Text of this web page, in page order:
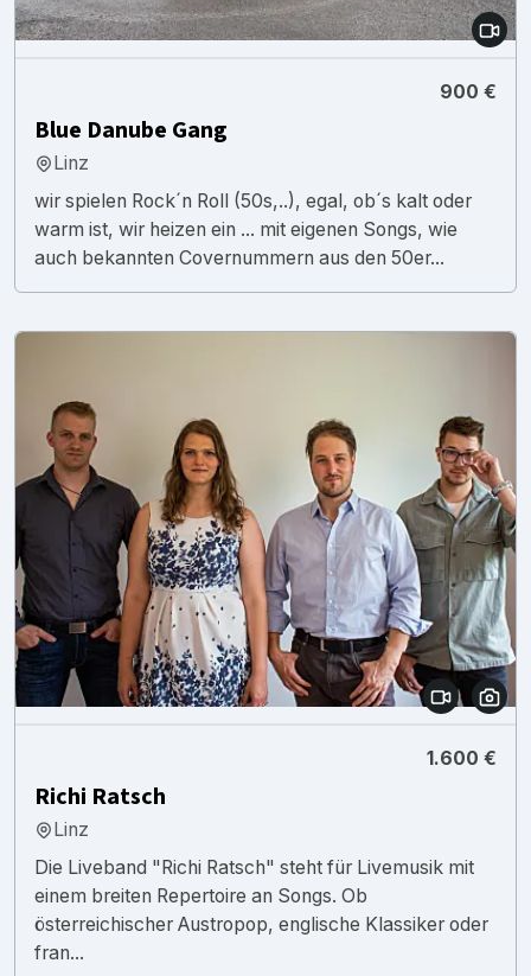
900 €
Blue Danube Gang
Linz
wir spielen Rock´n Roll (50s,..), egal, ob´s kalt oder
warm ist, wir heizen ein ... mit eigenen Songs, wie
auch bekannten Covernummern aus den 50er...
1.600 €
Richi Ratsch
Linz
Die Liveband "Richi Ratsch" steht für Livemusik mit
einem breiten Repertoire an Songs. Ob
österreichischer Austropop, englische Klassiker oder
fran...